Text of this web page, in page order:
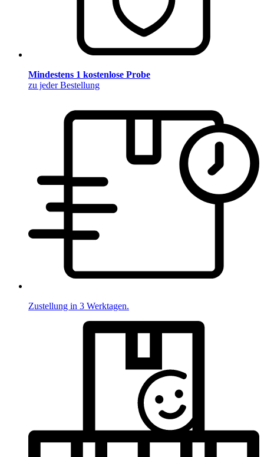
Mindestens 1 kostenlose Probe
zu jeder Bestellung
Zustellung in 3 Werktagen.